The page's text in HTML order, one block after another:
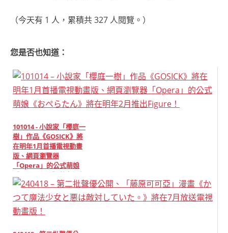
（今天有 1 人，累積共 327 人閱覽。）
您是否也知道：
101014 - 小說家「櫻庭一
樹」作品《GOSICK》將
在明年1月首播電視動畫
版、網頁瀏覽器
「Opera」的公式萌娘
《おぺらたん》將在明年2
月推出Figure！